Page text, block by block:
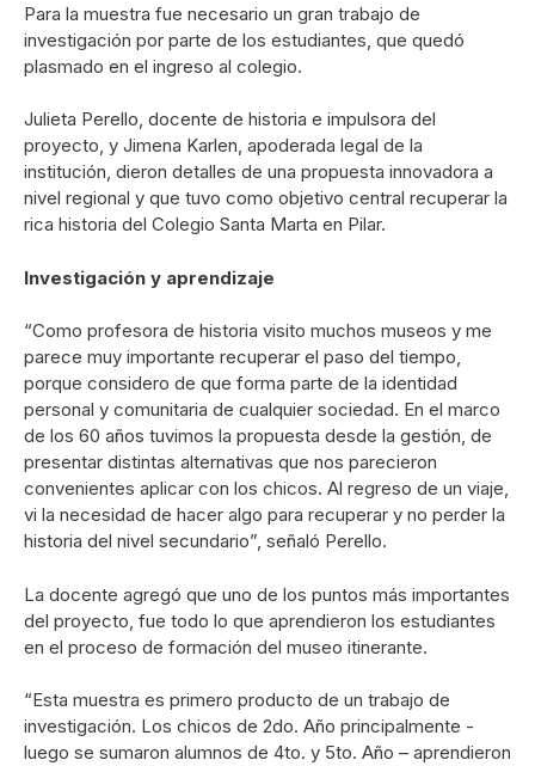
Para la muestra fue necesario un gran trabajo de
investigación por parte de los estudiantes, que quedó
plasmado en el ingreso al colegio.
Julieta Perello, docente de historia e impulsora del
proyecto, y Jimena Karlen, apoderada legal de la
institución, dieron detalles de una propuesta innovadora a
nivel regional y que tuvo como objetivo central recuperar la
rica historia del Colegio Santa Marta en Pilar.
Investigación y aprendizaje
“Como profesora de historia visito muchos museos y me
parece muy importante recuperar el paso del tiempo,
porque considero de que forma parte de la identidad
personal y comunitaria de cualquier sociedad. En el marco
de los 60 años tuvimos la propuesta desde la gestión, de
presentar distintas alternativas que nos parecieron
convenientes aplicar con los chicos. Al regreso de un viaje,
vi la necesidad de hacer algo para recuperar y no perder la
historia del nivel secundario”, señaló Perello.
La docente agregó que uno de los puntos más importantes
del proyecto, fue todo lo que aprendieron los estudiantes
en el proceso de formación del museo itinerante.
“Esta muestra es primero producto de un trabajo de
investigación. Los chicos de 2do. Año principalmente -
luego se sumaron alumnos de 4to. y 5to. Año – aprendieron